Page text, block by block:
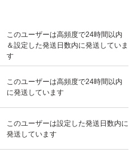
このユーザーは高頻度で24時間以内
＆設定した発送日数内に発送していま
す
このユーザーは高頻度で24時間以内
に発送しています
このユーザーは設定した発送日数内に
発送しています
いいね！
5,000